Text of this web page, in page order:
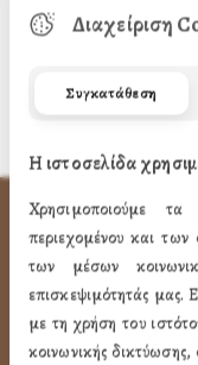
Διαχείριση
Συγκατάθεση
Η ιστοσελίδα
Χρησιμοποιούμε
περιεχομένου και των
των μέσων
επισκεψιμότητάς μας.
με τη χρήση του
κοινωνικής